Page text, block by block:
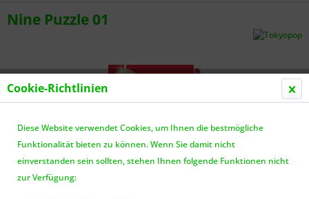
Nine Puzzle 01
Cookie-Richtlinien
Diese Website verwendet Cookies, um Ihnen die bestmögliche
Funktionalität bieten zu können. Wenn Sie damit nicht
einverstanden sein sollten, stehen Ihnen folgende Funktionen nicht
zur Verfügung: